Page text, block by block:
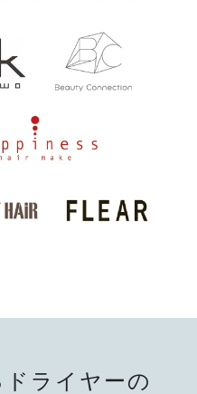
ライヤーの